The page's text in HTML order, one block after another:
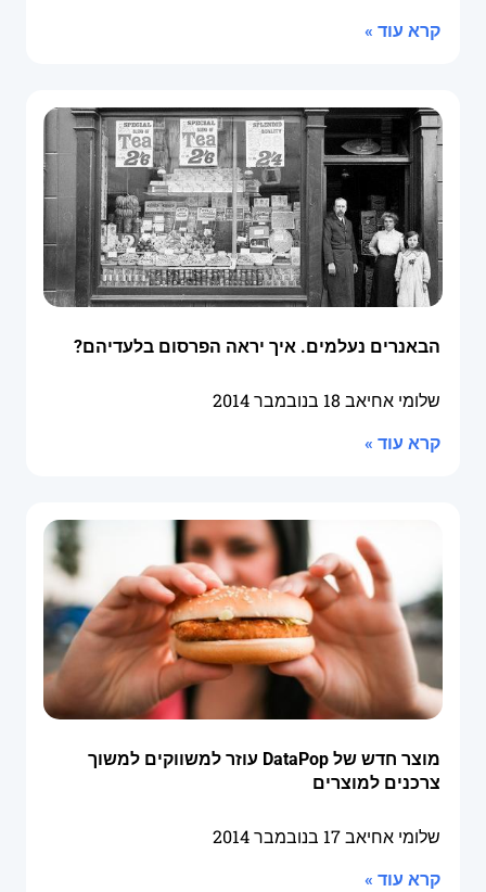
קרא עוד »
הבאנרים נעלמים. איך יראה הפרסום בלעדיהם?
שלומי אחיאב 18 בנובמבר 2014
קרא עוד »
מוצר חדש של DataPop עוזר למשווקים למשוך
צרכנים למוצרים
שלומי אחיאב17 בנובמבר 2014
קרא עוד »